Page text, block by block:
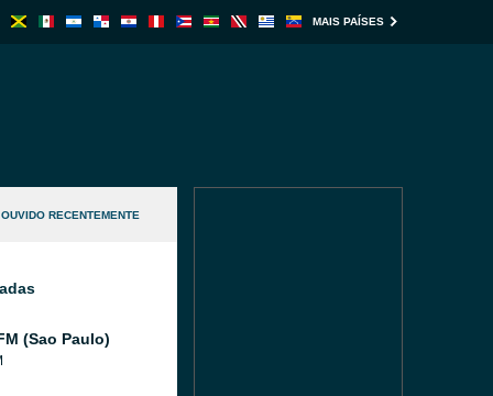
MAIS PAÍSES
OUVIDO RECENTEMENTE
(Sao Paulo)